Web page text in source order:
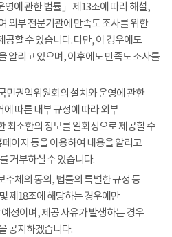
에 관한 법률」 제13조에 따라 해설,
외부 전문기관에 만족도 조사를 위한
공할 수 있습니다. 다만, 이 경우에도
알리고 있으며, 이후에도 만족도 조사를
민권익위원회의 설치와 운영에 관한
따른 내부 규정에 따라 외부
최소한의 정보를 일회성으로 제공할 수
이지 등을 이용하여 내용을 알리고
거부하실 수 있습니다.
주체의 동의, 법률의 특별한 규정 등
제18조에 해당하는 경우에만
정이며, 제공 사유가 발생하는 경우
공지하겠습니다.